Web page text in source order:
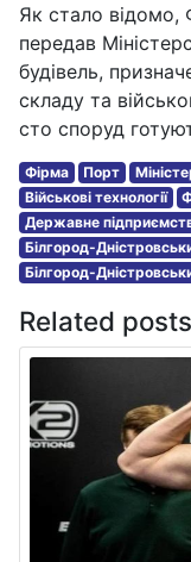
Як стало відомо,
передав
будівель,
складу та
сто споруд
Фірма Порт
Військові технології
Державне
Білгород-
Білгород-
Related posts